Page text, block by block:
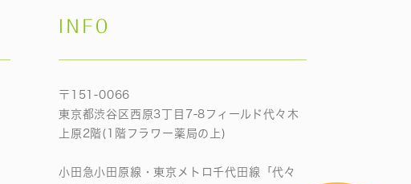
INFO
〒151-0066
東京都渋谷区西原3丁目7-8フィールド代々木
上原2階(1階フラワー薬局の上)
小田急小田原線・東京メトロ千代田線「代々